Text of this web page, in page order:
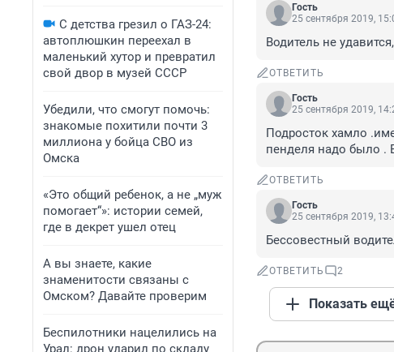
С детства грезил о ГАЗ-24:
автоплюшкин переехал в
маленький хутор и превратил
свой двор в музей СССР
Убедили, что смогут помочь:
знакомые похитили почти 3
миллиона у бойца СВО из
Омска
«Это общий ребенок, а не „муж
помогает“»: истории семей,
где в декрет ушел отец
А вы знаете, какие
знаменитости связаны с
Омском? Давайте проверим
Беспилотники нацелились на
Урал: дрон ударил по складу
Гость
25 сентября 2019,
Водитель не
ОТВЕТИТЬ
Гость
25 сентября 2019,
Подросток хамло
пенделя надо было .
ОТВЕТИТЬ
Гость
25 сентября 2019,
Бессовестный
ОТВЕТИТЬ 2
Показать